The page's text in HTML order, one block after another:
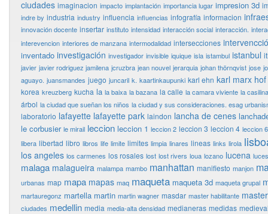
ciudades imaginacion impacto implantación importancia lugar impresion 3d
indre by industria industry influencia influencias infografía informacion
innovación docente insertar instituto intensidad interacción social interacción.
interevencion interiores de manzana intermodalidad intersecciones
inventado investigación investigador invisible iquique isla istambul istanbul
javier javier rodriguez jamilena jcruzbra jean nouvel jerarquia johan thörnqvist jose
aguayo. juansmandes juego juncaril k. kaartinkaupunki karl ehn karl marx hof
korea kreuzberg kucha la la baixa la bazana la calle la camara viviente la casilina
árbol la ciudad que sueñan los niños la ciudad y sus consideraciones. esag
laboratorio lafayette lafayette park laindon lancha de cenes
le corbusier le mirail leccion leccion 1 leccion 2 leccion 3 leccion 4 leccion 6
libera libertad libro libros life limite limites limpia linares lineas links lirola
los angeles los carmenes los rosales lost lost rivers loua lozano lucena luces
malaga malagueira malampa mambo manhattan manifiesto manjon
urbanas map mapa mapas maq maqueta maqueta 3d maqueta grupal
martauregonz martella martin martin wagner masdar master habilitante
ciudades medellin media media-alta densidad medianeras medidas